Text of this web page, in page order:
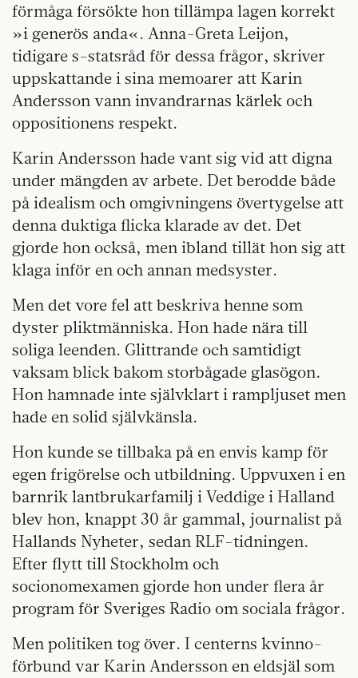
förmåga försökte hon tillämpa lagen korrekt
»i generös anda«. Anna-Greta Leijon,
tidigare s-statsråd för dessa frågor, skriver
uppskattande i sina memoarer att Karin
Andersson vann invandrarnas kärlek och
oppositionens respekt.
Karin Andersson hade vant sig vid att digna
under mängden av arbete. Det berodde både
på idealism och omgivningens övertygelse att
denna duktiga flicka klarade av det. Det
gjorde hon också, men ibland tillät hon sig att
klaga inför en och annan medsyster.
Men det vore fel att beskriva henne som
dyster pliktmänniska. Hon hade nära till
soliga leenden. Glittrande och samtidigt
vaksam blick bakom storbågade glasögon.
Hon hamnade inte självklart i rampljuset men
hade en solid självkänsla.
Hon kunde se tillbaka på en envis kamp för
egen frigörelse och utbildning. Uppvuxen i en
barnrik lantbrukarfamilj i Veddige i Halland
blev hon, knappt 30 år gammal, journalist på
Hallands Nyheter, sedan RLF-tidningen.
Efter flytt till Stockholm och
socionomexamen gjorde hon under flera år
program för Sveriges Radio om sociala frågor.
Men politiken tog över. I centerns kvinno-
förbund var Karin Andersson en eldsjäl som